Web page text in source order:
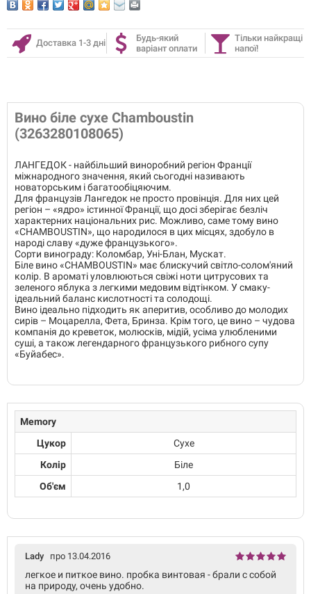
Доставка 1-3 дні
Будь-який
варіант оплати
Тільки найкращі
напої!
Вино біле сухе Chamboustin
(3263280108065)
ЛАНГЕДОК - найбільший виноробний регіон Франції
міжнародного значення, який сьогодні називають
новаторським і багатообіцяючим.
Для французів Лангедок не просто провінція. Для них цей
регіон – «ядро» істинної Франції, що досі зберігає безліч
характерних національних рис. Можливо, саме тому вино
«CHAMBOUSTIN», що народилося в цих місцях, здобуло в
народі славу «дуже французького».
Сорти винограду: Коломбар, Уні-Блан, Мускат.
Біле вино «CHAMBOUSTIN» має блискучий світло-солом'яний
колір. В ароматі уловлюються свіжі ноти цитрусових та
зеленого яблука з легкими медовим відтінком. У смаку-
ідеальний баланс кислотності та солодощі.
Вино ідеально підходить як аперитив, особливо до молодих
сирів – Моцарелла, Фета, Бринза. Крім того, це вино – чудова
компанія до креветок, молюсків, мідій, усіма улюбленими
суші, а також легендарного французького рибного супу
«Буйабес».
Memory
Цукор
Сухе
Колір
Біле
Об'єм
1,0
Lady про 13.04.2016
легкое и питкое вино. пробка винтовая - брали с собой
на природу, очень удобно.